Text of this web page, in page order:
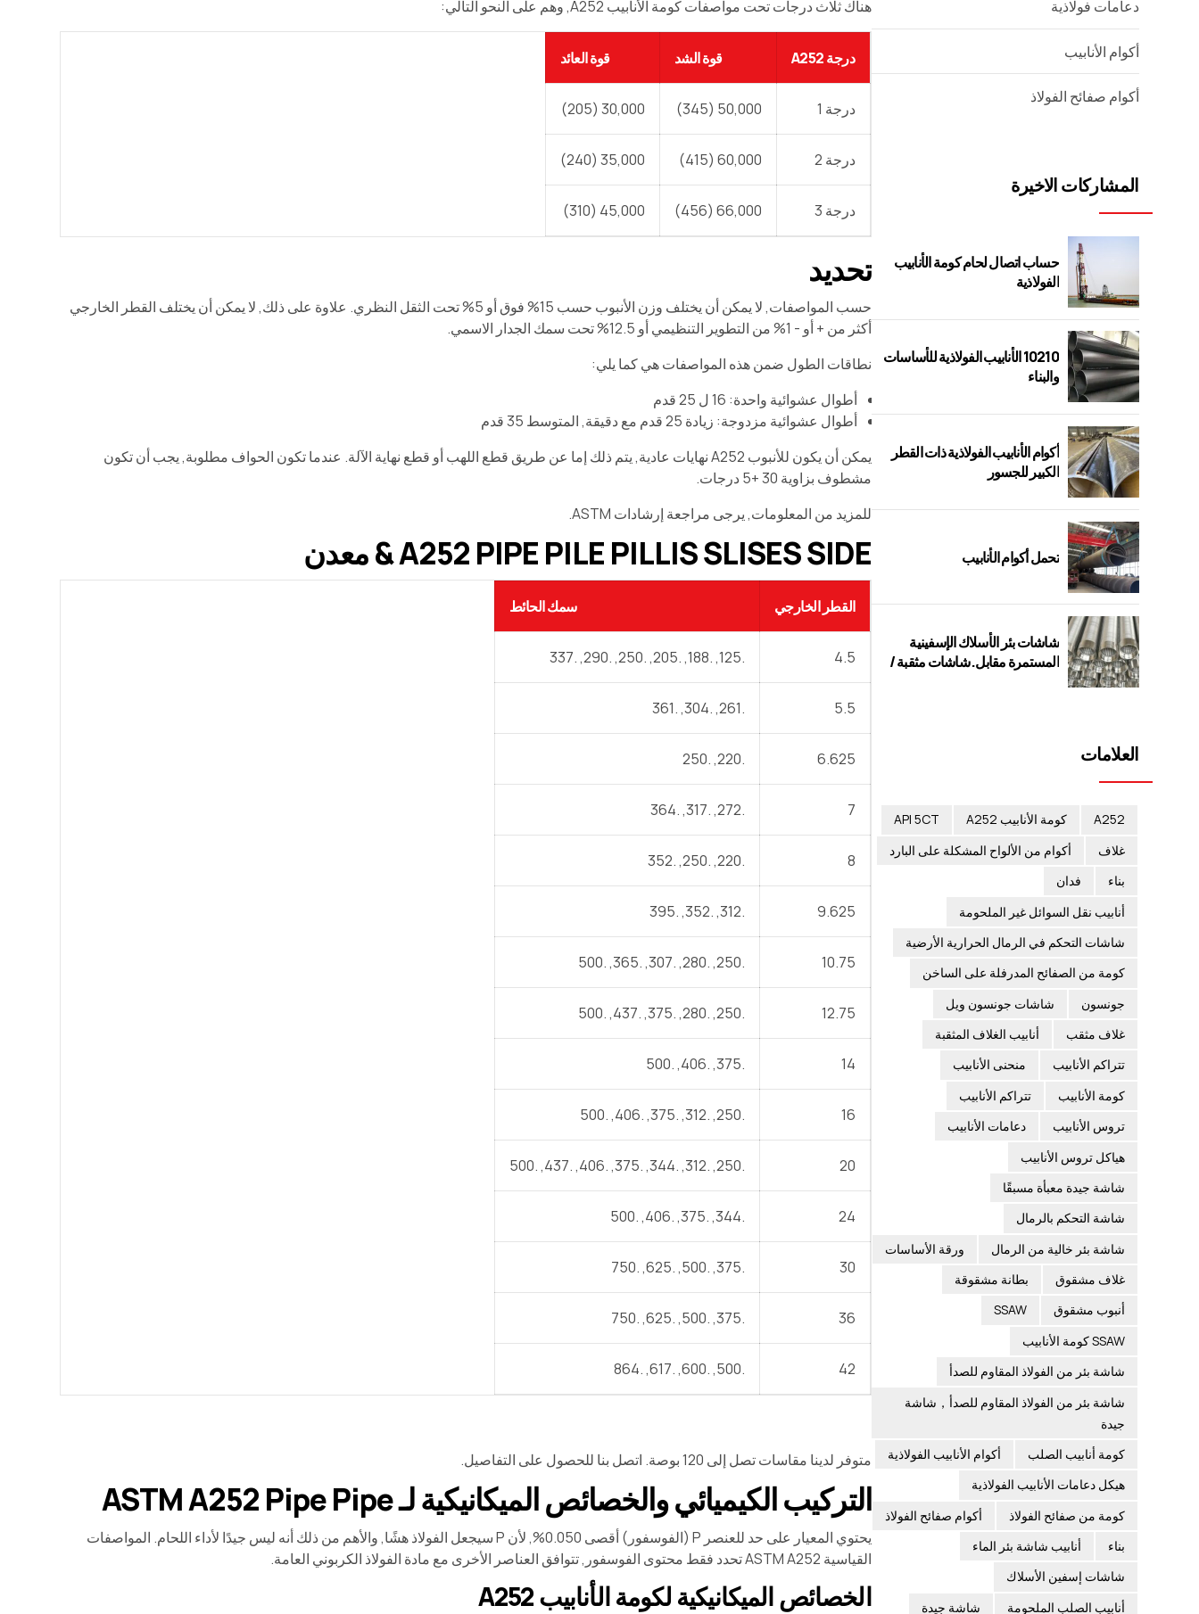
هناك ثلاث درجات تحت مواصفات كومة الأنابيب A252, وهم على النحو التالي:
درجة A252 قوة الشد قوة العائد
درجة 1 50,000 (345)
30,000 (205)
درجة 2 60,000 (415)
35,000 (240)
درجة 3 66,000 (456)
45,000 (310)
تحديد
حسب المواصفات, لا يمكن أن يختلف وزن الأنبوب حسب 15% فوق أو 5% تحت الثقل النظري. علاوة على ذلك, لا يمكن أن يختلف القطر الخارجي
أكثر من + أو - 1% من التطوير التنظيمي أو 12.5% تحت سمك الجدار الاسمي.
نطاقات الطول ضمن هذه المواصفات هي كما يلي:
أطوال عشوائية واحدة: 16 ل 25 قدم
أطوال عشوائية مزدوجة: زيادة 25 قدم مع دقيقة, المتوسط 35 قدم
يمكن أن يكون للأنبوب A252 نهايات عادية, يتم ذلك إما عن طريق قطع اللهب أو قطع نهاية الآلة. عندما تكون الحواف مطلوبة, يجب أن تكون
مشطوف بزاوية 30 +5 درجات.
للمزيد من المعلومات, يرجى مراجعة إرشادات ASTM.
A252 PIPE PILE PILLIS SLISES SIDE & معدن
القطر الخارجي سمك الحائط
4.5
.125, .188, .205, .250, .290, .337
5.5
.261, .304, .361
6.625
.220, .250
7
.272, .317, .364
8
.220, .250, .352
9.625
.312, .352, .395
10.75
.250, .280, .307, .365, .500
12.75
.250, .280, .375, .437, .500
14
.375, .406, .500
16
.250, .312, .375, .406, .500
20
.250, .312, .344, .375, .406, .437, .500
24
.344, .375, .406, .500
30
.375, .500, .625, .750
36
.375, .500, .625, .750
42
.500, .600, .617, .864
متوفر لدينا مقاسات تصل إلى 120 بوصة. اتصل بنا للحصول على التفاصيل.
التركيب الكيميائي والخصائص الميكانيكية لـ ASTM A252 Pipe Pipe
يحتوي المعيار على حد للعنصر P (الفوسفور) أقصى 0.050%, لأن P سيجعل الفولاذ هشًا, والأهم من ذلك أنه ليس جيدًا لأداء اللحام. المواصفات
القياسية ASTM A252 تحدد فقط محتوى الفوسفور, تتوافق العناصر الأخرى مع مادة الفولاذ الكربوني العامة.
الخصائص الميكانيكية لكومة الأنابيب A252
دعامات فولاذية
أكوام الأنابيب
أكوام صفائح الفولاذ
المشاركات الاخيرة
حساب اتصال لحام كومة الأنابيب
الفولاذية
10210 الأنابيب الفولاذية للأساسات
والبناء
أكوام الأنابيب الفولاذية ذات القطر
الكبير للجسور
تحمل أكوام الأنابيب
شاشات بئر الأسلاك الإسفينية
المستمرة مقابل. شاشات مثقبة /
العلامات
A252 كومة الأنابيب A252
API 5CT
غلاف
أكوام من الألواح المشكلة على البارد
بناء
فدان
أنابيب نقل السوائل غير الملحومة
شاشات التحكم في الرمال الحرارية الأرضية
كومة من الصفائح المدرفلة على الساخن
جونسون
شاشات جونسون ويل
غلاف مثقب
أنابيب الغلاف المثقبة
تتراكم الأنابيب
منحنى الأنابيب
كومة الأنابيب
تتراكم الأنابيب
تروس الأنابيب
دعامات الأنابيب
هياكل تروس الأنابيب
شاشة جيدة معبأة مسبقًا
شاشة التحكم بالرمال
شاشة بئر خالية من الرمال
ورقة الأساسات
غلاف مشقوق
بطانة مشقوقة
أنبوب مشقوق
SSAW
SSAW كومة الأنابيب
شاشة بئر من الفولاذ المقاوم للصدأ
شاشة بئر من الفولاذ المقاوم للصدأ，شاشة
جيدة
كومة أنابيب الصلب
أكوام الأنابيب الفولاذية
هيكل دعامات الأنابيب الفولاذية
كومة من صفائح الفولاذ
أكوام صفائح الفولاذ
بناء
أنابيب شاشة بئر الماء
شاشات إسفين الأسلاك
أنابيب الصلب الملحومة
شاشة جيدة